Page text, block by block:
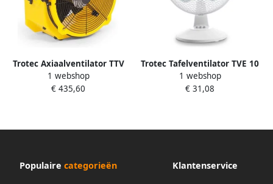
Trotec Axiaalventilator TTV
4500 S | 5000m³ u TRO11089
1 webshop
€ 435,60
Trotec Tafelventilator TVE 10
wit | 39 cm TRO014974
1 webshop
€ 31,08
Populaire categorieën Klantenservice